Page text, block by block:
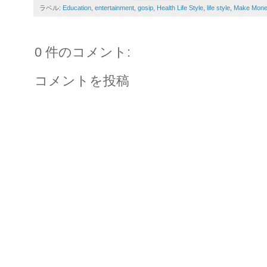
ラベル: Education entertainment gosip Health Life Style life style Make
0 件のコメント:
コメントを投稿